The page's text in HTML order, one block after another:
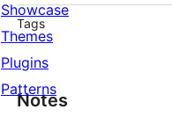
Tags
Notes
Showcase
Themes
Plugins
Patterns